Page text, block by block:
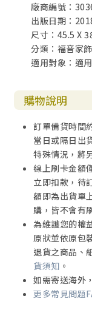
廠商編號：
出版日期：
尺寸：45.5 X
分類：福音家
適用對象：適
購物說明
訂單備貨時間
當日或隔日出
特殊情況，將
線上刷卡金額
立即扣款，待
額即為出貨單
購，皆不會有
為維護您的權
原狀並依原包
退貨之商品、
貨須知 。
如需寄送海外
更多常見問題